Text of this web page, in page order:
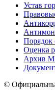
Устав
Оценка
Архив
©